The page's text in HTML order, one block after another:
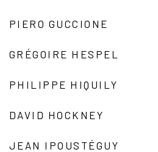
PIERO GUCCIONE
GRÉGOIRE HESPEL
PHILIPPE HIQUILY
DAVID HOCKNEY
JEAN IPOUSTÉGUY